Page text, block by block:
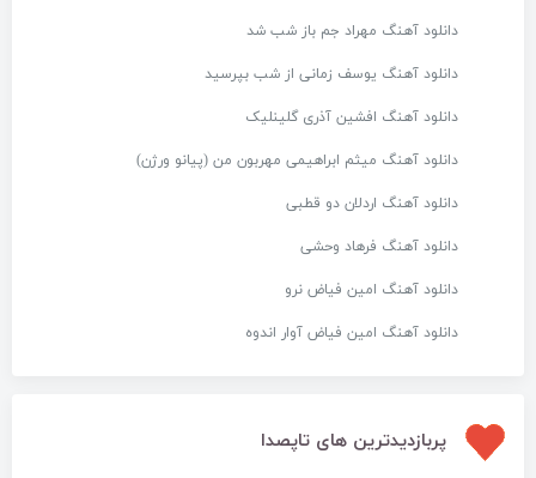
دانلود آهنگ مهراد جم باز شب شد
دانلود آهنگ یوسف زمانی از شب بپرسید
دانلود آهنگ افشین آذری گلینلیک
دانلود آهنگ میثم ابراهیمی مهربون من (پیانو ورژن)
دانلود آهنگ اردلان دو قطبی
دانلود آهنگ فرهاد وحشی
دانلود آهنگ امین فیاض نرو
دانلود آهنگ امین فیاض آوار اندوه
پربازدیدترین های تاپصدا